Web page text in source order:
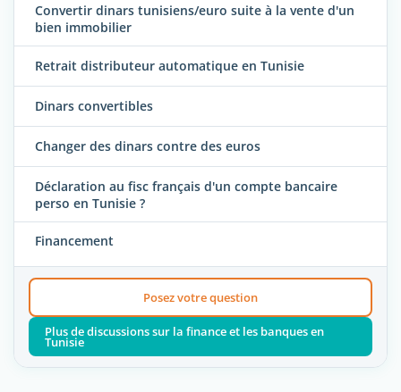
Convertir dinars tunisiens/euro suite à la vente d'un
bien immobilier
Retrait distributeur automatique en Tunisie
Dinars convertibles
Changer des dinars contre des euros
Déclaration au fisc français d'un compte bancaire
perso en Tunisie ?
Financement
Posez votre question
Plus de discussions sur la finance et les banques en
Tunisie